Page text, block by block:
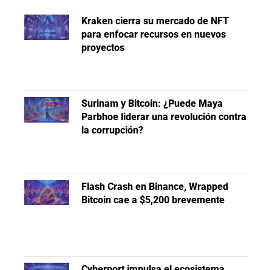
Kraken cierra su mercado de NFT
para enfocar recursos en nuevos
proyectos
Surinam y Bitcoin: ¿Puede Maya
Parbhoe liderar una revolución contra
la corrupción?
Flash Crash en Binance, Wrapped
Bitcoin cae a $5,200 brevemente